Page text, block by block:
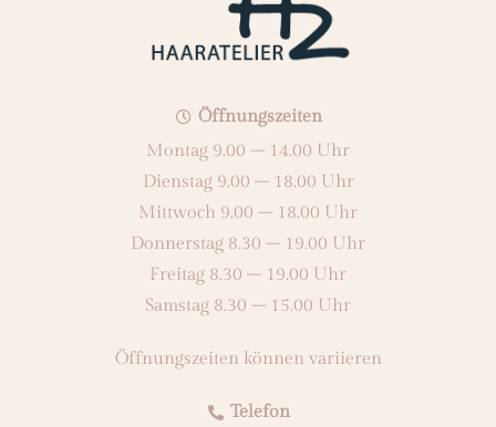
Öffnungszeiten
Montag 9.00 – 14.00 Uhr
Dienstag 9.00 – 18.00 Uhr
Mittwoch 9.00 – 18.00 Uhr
Donnerstag 8.30 – 19.00 Uhr
Freitag 8.30 – 19.00 Uhr
Samstag 8.30 – 15.00 Uhr
Öffnungszeiten können variieren
Telefon